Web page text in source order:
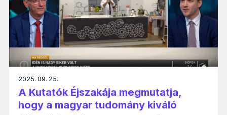
2025. 09. 25.
A Kutatók Éjszakája megmutatja,
hogy a magyar tudomány kiváló